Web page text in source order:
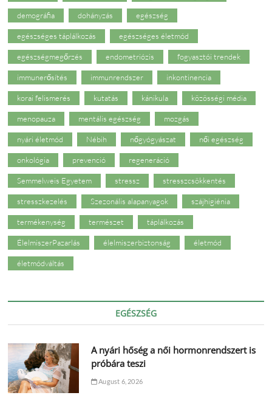
demográfia dohányzás egészség
egészséges táplálkozás egészséges életmód
egészségmegőrzés endometriózis fogyasztói trendek
immunerősítés immunrendszer inkontinencia
korai felismerés kutatás kánikula közösségi média
menopauza mentális egészség mozgás
nyári életmód Nébih nőgyógyászat női egészség
onkológia prevenció regeneráció
Semmelweis Egyetem stressz stresszcsökkentés
stresszkezelés Szezonális alapanyagok szájhigiénia
termékenység természet táplálkozás
ÉlelmiszerPazarlás élelmiszerbiztonság életmód
életmódváltás
EGÉSZSÉG
A nyári hőség a női hormonrendszert is
próbára teszi
August 6, 2026